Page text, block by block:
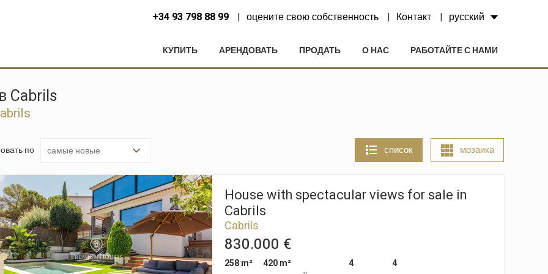
+34 93 798 88 99 оцените свою собственность Контакт русский
КУПИТЬ АРЕНДОВАТЬ ПРОДАТЬ О НАС РАБОТАЙТЕ С НАМИ
Cabrils
по список мозаика
House with spectacular views for sale in
Cabrils
Cabrils
830.000 €
258 m²
420 m²
4
4